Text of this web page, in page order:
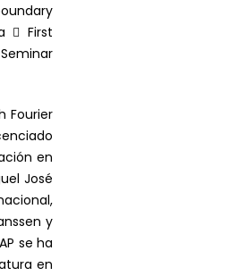
 First
Fourier
en
José
y
se ha
en